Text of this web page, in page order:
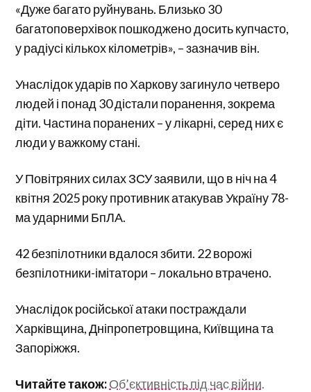
«Дуже багато руйнувань. Близько 30
багатоповерхівок пошкоджено досить купчасто,
у радіусі кількох кілометрів», – зазначив він.
Унаслідок ударів по Харкову загинуло четверо
людей і понад 30 дістали поранення, зокрема
діти. Частина поранених – у лікарні, серед них є
люди у важкому стані.
У Повітряних силах ЗСУ заявили, що в ніч на 4
квітня 2025 року противник атакував Україну 78-
ма ударними БпЛА.
42 безпілотники вдалося збити. 22 ворожі
безпілотники-імітатори – локально втрачено.
Унаслідок російської атаки постраждали
Харківщина, Дніпропетровщина, Київщина та
Запоріжжя.
Читайте також:Об’єктивність під час війни.